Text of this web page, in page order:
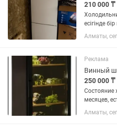
210 000 ₸
есігінде
қатты
Алматы,
Реклама
Винный
250 000 ₸
Состояние
месяцев,
Алматы,